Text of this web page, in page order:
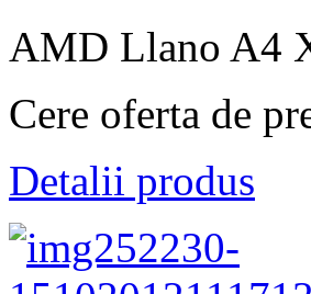
AMD Llano A4
Cere oferta de
Detalii produs